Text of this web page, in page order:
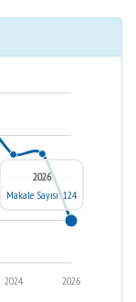
2026
2024
2026
Makale Sayısı: 124